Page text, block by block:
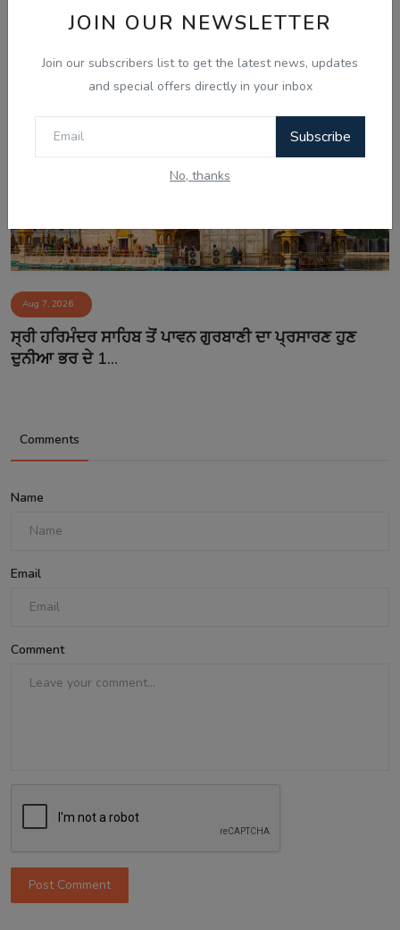
JOIN OUR NEWSLETTER
Join our subscribers list to get the latest news, updates
and special offers directly in your inbox
Subscribe
No, thanks
ਚੰਡੀਗੜ੍ਹ ਸਮਾਰਟ ਸਿਟੀ ਘੁਟਾਲਾ: ਦੋਸ਼ੀ ਨਲਿਨੀ ਮਲਿਕ ਨੇ
Aug 7, 2026
ਸ੍ਰੀ ਹਰਿਮੰਦਰ ਸਾਹਿਬ ਤੋਂ ਪਾਵਨ ਗੁਰਬਾਣੀ ਦਾ ਪ੍ਰਸਾਰਣ ਹੁਣ
ਦੁਨੀਆ ਭਰ ਦੇ 1...
Comments
Name
Email
Comment
Post Comment